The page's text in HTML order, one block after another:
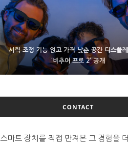
시력 조정 기능 얹고 가격 낮춘 공간 디스플
‘비추어 프로 2’ 공개
D램 부족에 10억달러어치 아이폰18 프로세
대기 중
300~400달러 반지형 스피커 준비하는 오
CONTACT
스마트 장치를 직접 만져본 그 경험을